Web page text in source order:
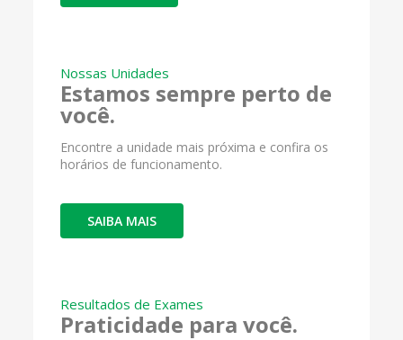
Nossas Unidades
Estamos sempre perto de
você.
Encontre a unidade mais próxima e confira os
horários de funcionamento.
SAIBA MAIS
Resultados de Exames
Praticidade para você.